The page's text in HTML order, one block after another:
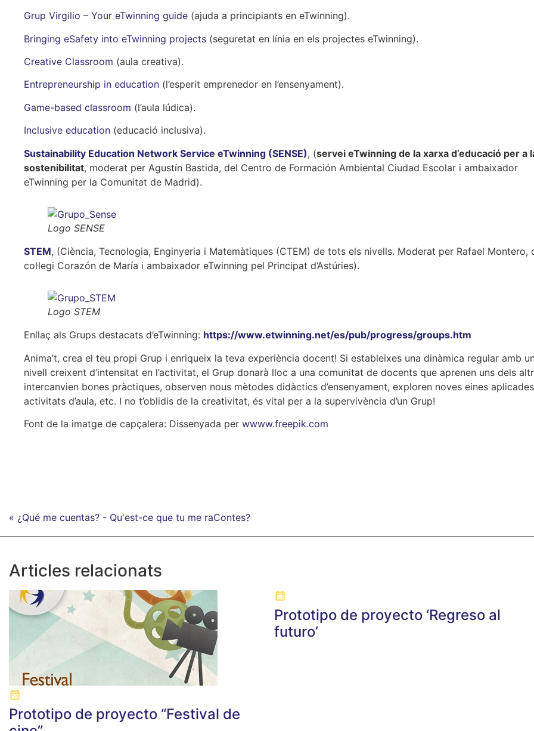
Grup Virgilio – Your eTwinning guide (ajuda a principiants en eTwinning).
Bringing eSafety into eTwinning projects (seguretat en línia en els projectes eTwinning).
Creative Classroom (aula creativa).
Entrepreneurship in education (l’esperit emprenedor en l’ensenyament).
Game-based classroom (l’aula lúdica).
Inclusive education (educació inclusiva).
Sustainability Education Network Service eTwinning (SENSE), (servei eTwinning de la xarxa d’educació per a
sostenibilitat, moderat per Agustín Bastida, del Centro de Formación Ambiental Ciudad Escolar i ambaixador
eTwinning per la Comunitat de Madrid).
Logo SENSE
STEM, (Ciència, Tecnologia, Enginyeria i Matemàtiques (CTEM) de tots els nivells. Moderat per Rafael Montero,
col·legi Corazón de María i ambaixador eTwinning pel Principat d’Astúries).
Logo STEM
Enllaç als Grups destacats d’eTwinning: https://www.etwinning.net/es/pub/progress/groups.htm
Anima’t, crea el teu propi Grup i enriqueix la teva experiència docent! Si estableixes una dinàmica regular amb
nivell creixent d’intensitat en l’activitat, el Grup donarà lloc a una comunitat de docents que aprenen uns dels
intercanvien bones pràctiques, observen nous mètodes didàctics d’ensenyament, exploren noves eines
activitats d’aula, etc. I no t’oblidis de la creativitat, és vital per a la supervivència d’un Grup!
Font de la imatge de capçalera: Dissenyada per wwww.freepik.com
« ¿Qué me cuentas? - Qu'est-ce que tu me raContes?
Articles relacionats
Prototipo de proyecto “Festival de
Prototipo de proyecto ‘Regreso al
futuro’